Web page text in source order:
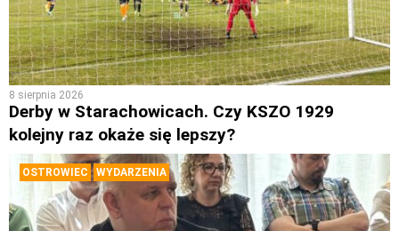
8 sierpnia 2026
Derby w Starachowicach. Czy KSZO 1929
kolejny raz okaże się lepszy?
OSTROWIEC WYDARZENIA